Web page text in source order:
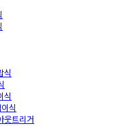
식
식
식
웃트리거